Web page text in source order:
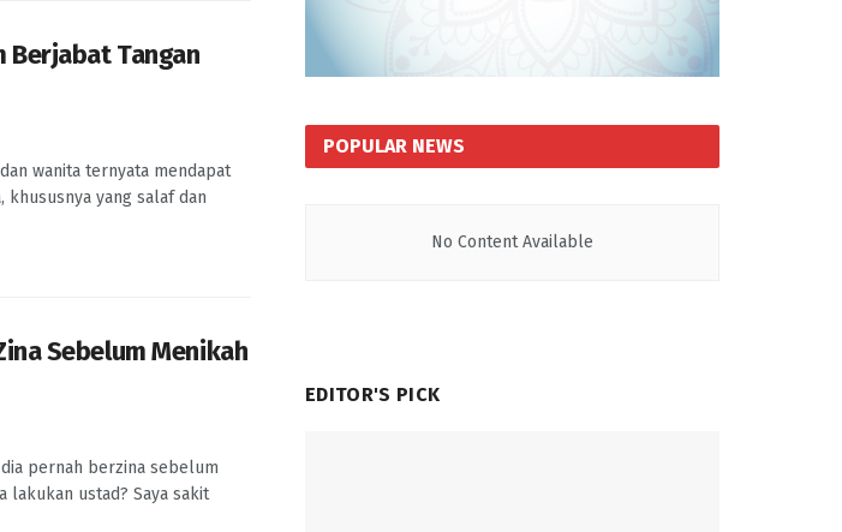
Berjabat Tangan
wanita ternyata mendapat
yang salaf dan
Sebelum Menikah
pernah berzina sebelum
lakukan ustad? Saya sakit
POPULAR NEWS
No Content Available
EDITOR'S PICK